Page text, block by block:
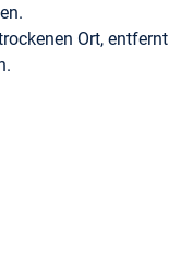
Ort, entfernt